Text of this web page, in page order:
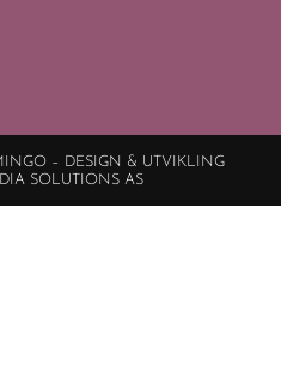
– DESIGN & UTVIKLING
SOLUTIONS AS